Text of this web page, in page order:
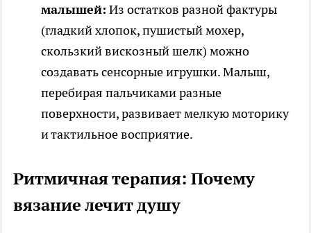
малышей: Из остатков разной фактуры
(гладкий хлопок, пушистый мохер,
скользкий вискозный шелк) можно
создавать сенсорные игрушки. Малыш,
перебирая пальчиками разные
поверхности, развивает мелкую моторику
и тактильное восприятие.
Ритмичная терапия: Почему
вязание лечит душу